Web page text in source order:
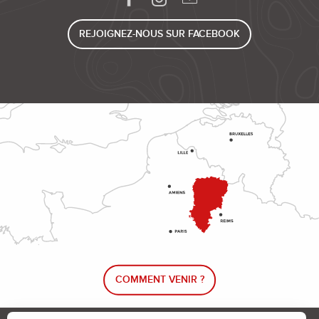
REJOIGNEZ-NOUS SUR FACEBOOK
COMMENT VENIR ?